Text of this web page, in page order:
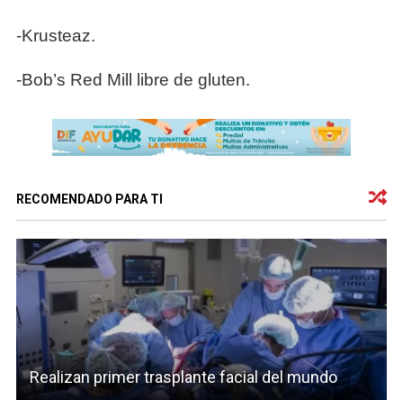
-Krusteaz.
-Bob’s Red Mill libre de gluten.
RECOMENDADO PARA TI
Realizan primer trasplante facial del mundo